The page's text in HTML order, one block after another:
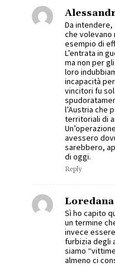
Da
che volevano
esempio di
L’entrata in
ma non per
loro
incapacità
vincitori fu
l’Austria che
territoriali di
avessero
sarebbero,
di oggi.
Reply
Loredana
Sì ho capito
un termine
invece
furbizia degli
siamo
almeno ci